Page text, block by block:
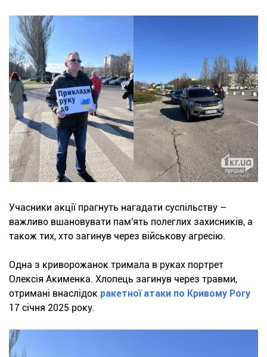
Учасники акції прагнуть нагадати суспільству –
важливо вшановувати пам'ять полеглих захисників, а
також тих, хто загинув через військову агресію.
Одна з криворожанок тримала в руках портрет
Олексія Акименка. Хлопець загинув через травми,
отримані внаслідок ракетної атаки по Кривому Рогу
17 січня 2025 року.